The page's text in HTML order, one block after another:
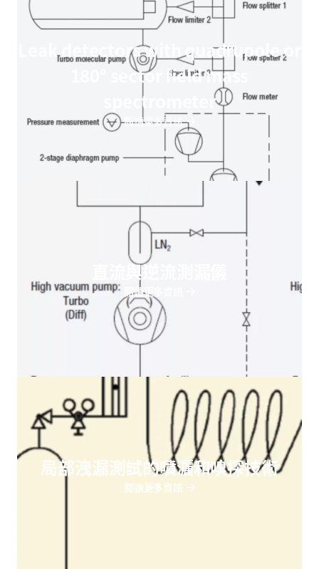
Leak detectors with quadrupole or
180° sector field mass
spectrometer
閱讀更多資訊
直流與逆流測漏儀
閱讀更多資訊
局部洩漏測試的噴灑和嗅探技術
閱讀更多資訊